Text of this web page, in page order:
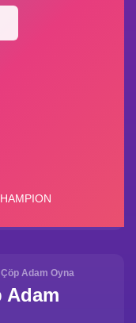
Adam Oyna
Adam